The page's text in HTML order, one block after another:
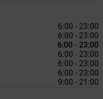
6:00 - 23:00
6:00 - 23:00
6:00 - 23:00
6:00 - 23:00
6:00 - 23:00
6:00 - 23:00
9:00 - 21:00